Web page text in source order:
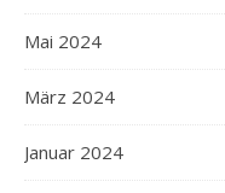
Mai 2024
März 2024
Januar 2024